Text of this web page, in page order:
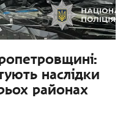
наслідки
районах